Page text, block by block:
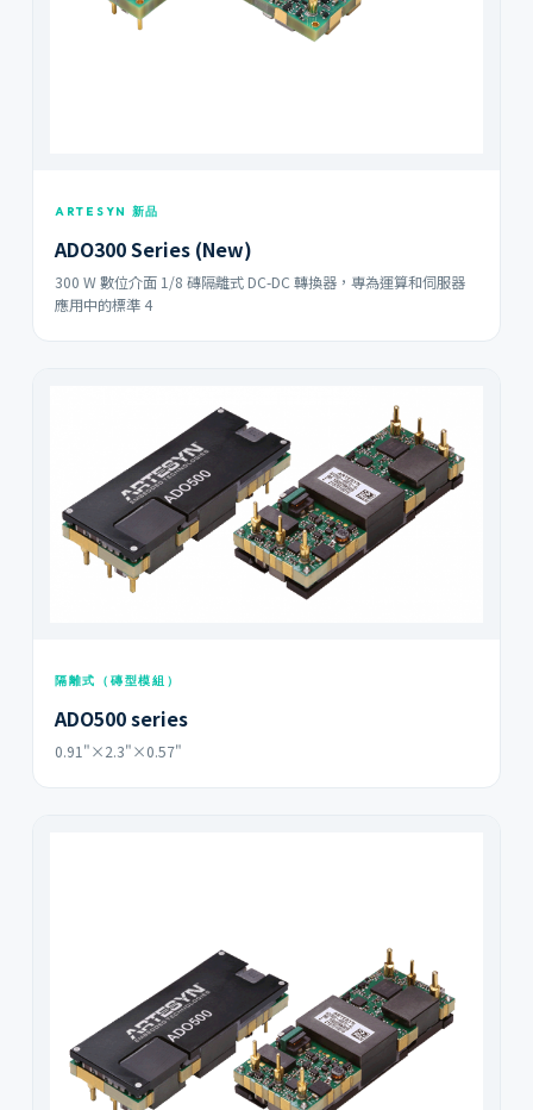
ARTESYN 新品
ADO300 Series (New)
300 W 數位介面 1/8 磚隔離式 DC-DC 轉換器，專為運算和伺服器
應用中的標準 4
隔離式（磚型模組）
ADO500 series
0.91"×2.3"×0.57"